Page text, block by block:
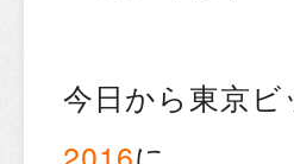
今日から東京